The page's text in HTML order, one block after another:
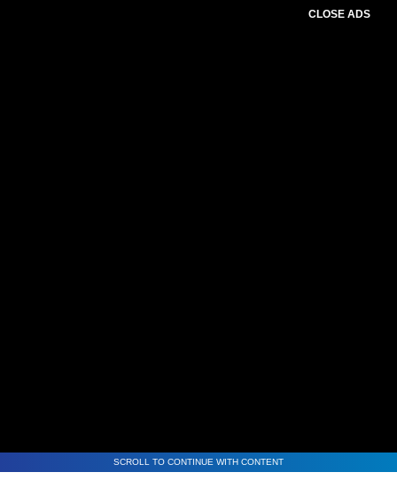
CLOSE ADS
SCROLL TO CONTINUE WITH CONTENT